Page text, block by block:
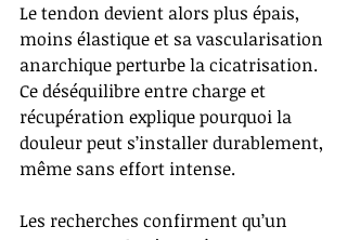
Le tendon devient alors plus épais,
moins élastique et sa vascularisation
anarchique perturbe la cicatrisation.
Ce déséquilibre entre charge et
récupération explique pourquoi la
douleur peut s’installer durablement,
même sans effort intense.
Les recherches confirment qu’un